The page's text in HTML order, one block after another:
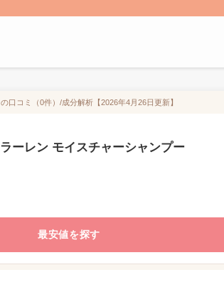
口コミ（0件）/成分解析【2026年4月26日更新】
ーレン モイスチャーシャンプー
最安値を探す